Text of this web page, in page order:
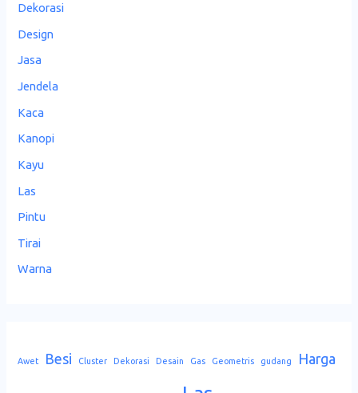
Dekorasi
Design
Jasa
Jendela
Kaca
Kanopi
Kayu
Las
Pintu
Tirai
Warna
Awet Besi Cluster Dekorasi Desain Gas Geometris gudang Harga